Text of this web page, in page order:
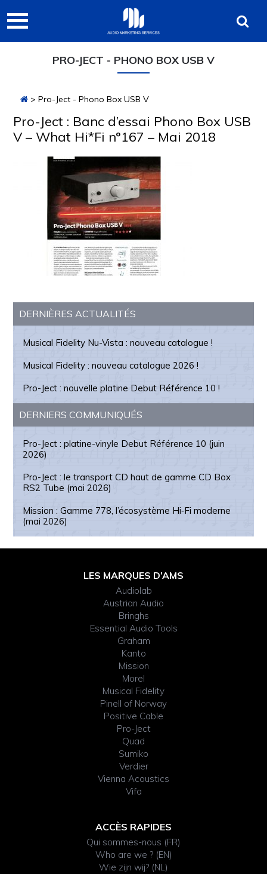
la
au
contenu
la
Audio
Marketing
Services
PRO-JECT - PHONO BOX USB V
> Pro-Ject - Phono Box USB V
Pro-Ject : Banc d’essai Phono Box USB
V – What Hi*Fi n°167 – Mai 2018
Barre
latérale
principale
DERNIÈRES ACTUALITÉS
Musical Fidelity Nu-Vista : nouveau catalogue !
Musical Fidelity : nouveau catalogue 2026 !
Pro-Ject : nouvelle platine Debut Référence 10 !
DERNIERS COMMUNIQUÉS
Pro-Ject : platine-vinyle Debut Référence 10 (juin
2026)
Pro-Ject : le transport CD haut de gamme CD Box
RS2 Tube (mai 2026)
Mission : Gamme 778, l’écosystème Hi‑Fi moderne
(mai 2026)
LES MARQUES D’AMS
Audiolab
Austrian Audio
Bringhs
Essential Audio Tools
Graham
Kanto
Mission
Morel
Musical Fidelity
Pinell of Norway
Positive Cable
Pro-Ject
Quad
Sumiko
Verdier
Vienna Acoustics
Vifa
ACCÈS RAPIDES
Qui sommes-nous (FR)
Who are we ? (EN)
Wie zijn wij? (NL)